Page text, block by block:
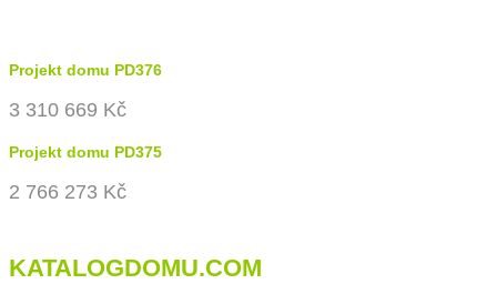
Projekt domu PD376
3 310 669 Kč
Projekt domu PD375
2 766 273 Kč
KATALOGDOMU.COM